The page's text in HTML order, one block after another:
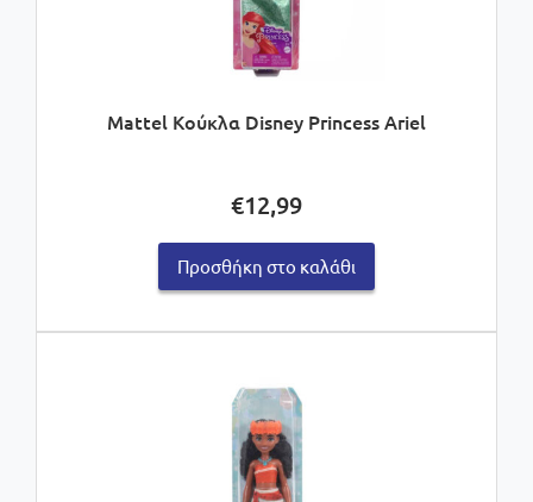
Mattel Κούκλα Disney Princess Ariel
€12,99
Προσθήκη στο καλάθι